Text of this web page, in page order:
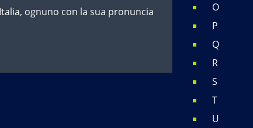
ognuno con la sua pronuncia
O
P
Q
R
S
T
U